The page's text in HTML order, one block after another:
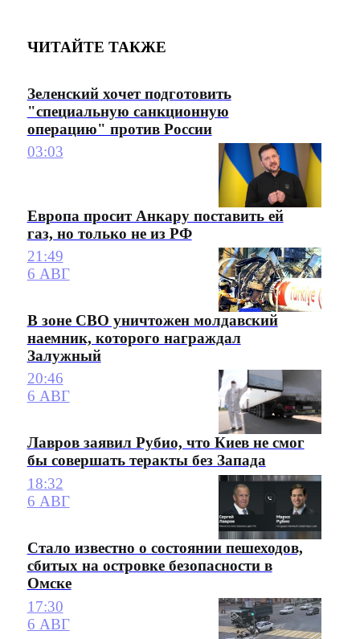
ЧИТАЙТЕ ТАКЖЕ
Зеленский хочет подготовить
"специальную санкционную
операцию" против России
03:03
Европа просит Анкару поставить ей
газ, но только не из РФ
21:49
6 АВГ
В зоне СВО уничтожен молдавский
наемник, которого награждал
Залужный
20:46
6 АВГ
Лавров заявил Рубио, что Киев не смог
бы совершать теракты без Запада
18:32
6 АВГ
Стало известно о состоянии пешеходов,
сбитых на островке безопасности в
Омске
17:30
6 АВГ